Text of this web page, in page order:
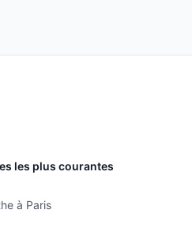
les plus courantes
à Paris